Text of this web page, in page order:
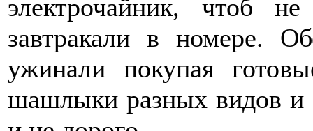
электрочайник, чтоб
завтракали в номере.
ужинали покупая
шашлыки разных видов и